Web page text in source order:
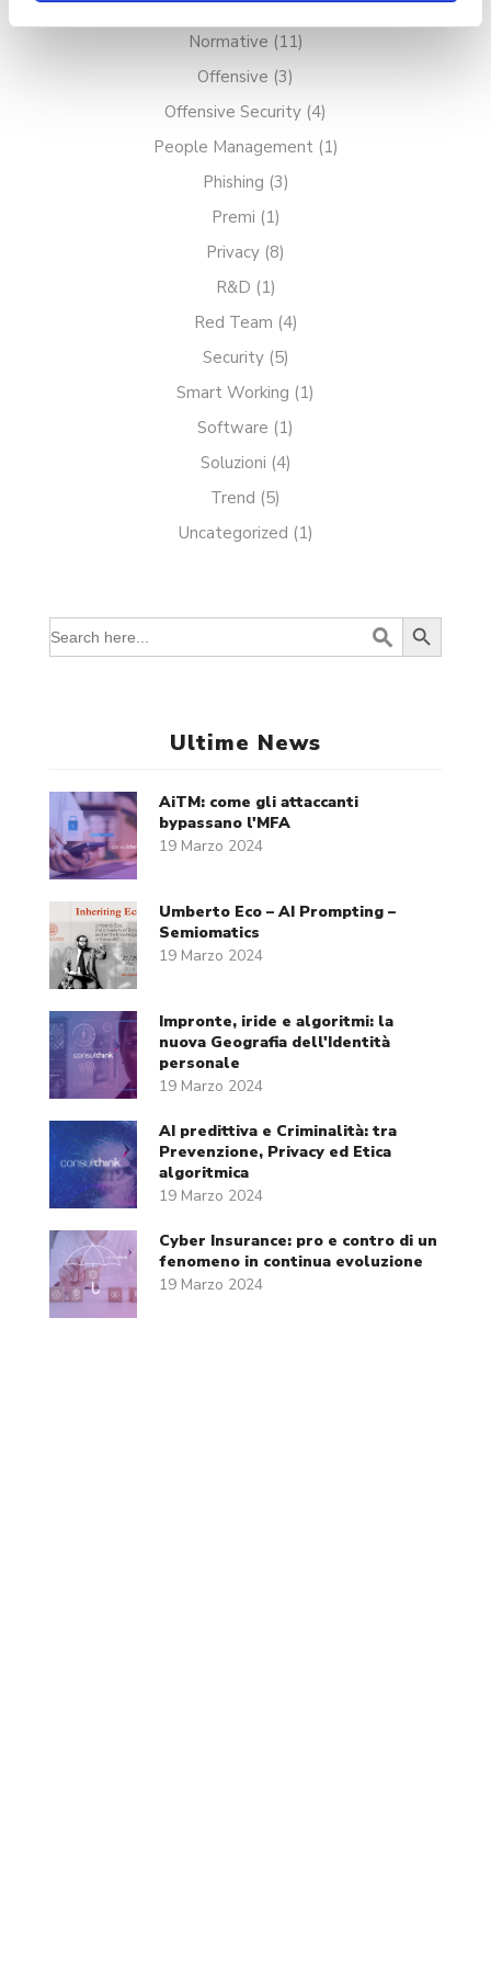
pulsante "X" in alto a destra. Per
consulta la relativa
Cookie policy
News(9)
Normative (11)
Offensive (3)
Offensive Security (4)
People Management(1)
Phishing (3)
Premi (1)
Privacy (8)
R&D (1)
Red Team (4)
Security(5)
Smart Working (1)
Software (1)
Soluzioni (4)
Trend (5)
Uncategorized (1)
Search
for:
Search Button
Ultime News
AiTM: come gli attaccanti
bypassano l'MFA
19 Marzo 2024
Umberto Eco – AI Prompting –
Semiomatics
19 Marzo 2024
Impronte, iride e algoritmi: la
nuova Geografia dell'Identità
personale
19 Marzo 2024
AI predittiva e Criminalità: tra
Prevenzione, Privacy ed Etica
algoritmica
19 Marzo 2024
Cyber Insurance: pro e contro di un
fenomeno in continua evoluzione
19 Marzo 2024